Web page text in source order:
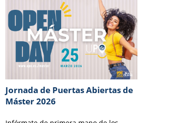
Jornada de Puertas Abiertas de
Máster 2026